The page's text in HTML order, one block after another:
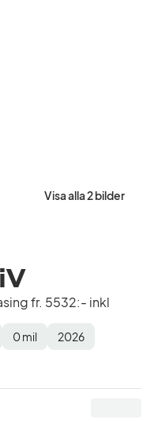
Visa alla 2 bilder
fr. 5532:- inkl
0mil 2026